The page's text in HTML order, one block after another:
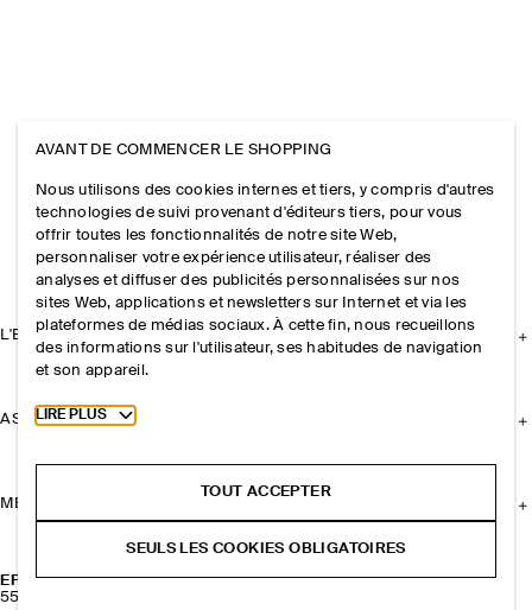
ÉPINGLE À CHEVEUX À FLEUR
55 CHF
L'ENTREPRISE
ASSISTANCE
MENTIONS LÉGALES
AVANT DE COMMENCER LE SHOPPING
Nous utilisons des cookies internes et tiers, y compris d'autres
technologies de suivi provenant d'éditeurs tiers, pour vous
offrir toutes les fonctionnalités de notre site Web,
personnaliser votre expérience utilisateur, réaliser des
analyses et diffuser des publicités personnalisées sur nos
sites Web, applications et newsletters sur Internet et via les
plateformes de médias sociaux. À cette fin, nous recueillons
des informations sur l'utilisateur, ses habitudes de navigation
et son appareil.
Toggle more cookie information
LIRE PLUS
TOUT ACCEPTER
SEULS LES COOKIES OBLIGATOIRES